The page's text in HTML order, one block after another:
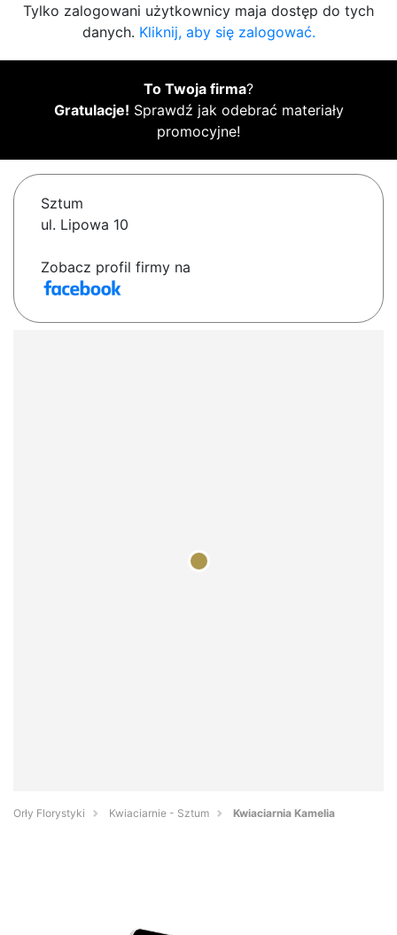
Tylko zalogowani użytkownicy maja dostęp do tych
danych. Kliknij, aby się zalogować.
To Twoja firma?
Gratulacje! Sprawdź jak odebrać materiały
promocyjne!
Sztum
ul. Lipowa 10
Zobacz profil firmy na
Orły Florystyki Kwiaciarnie - Sztum Kwiaciarnia Kamelia